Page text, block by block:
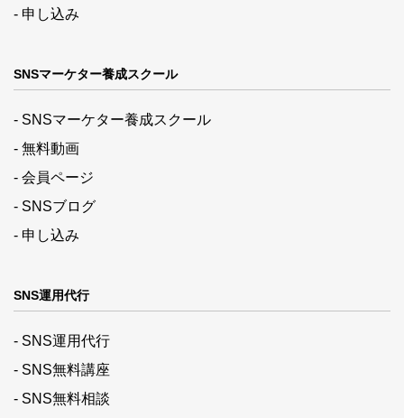
- 申し込み
SNSマーケター養成スクール
- SNSマーケター養成スクール
- 無料動画
- 会員ページ
- SNSブログ
- 申し込み
SNS運用代行
- SNS運用代行
- SNS無料講座
- SNS無料相談